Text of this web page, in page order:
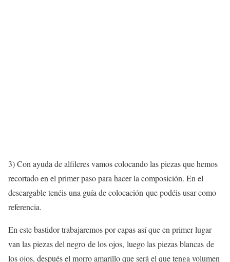
3) Con ayuda de alfileres vamos colocando las piezas que hemos
recortado en el primer paso para hacer la composición. En el
descargable tenéis una guía de colocación que podéis usar como
referencia.
En este bastidor trabajaremos por capas así que en primer lugar
van las piezas del negro de los ojos, luego las piezas blancas de
los ojos, después el morro amarillo que será el que tenga volumen